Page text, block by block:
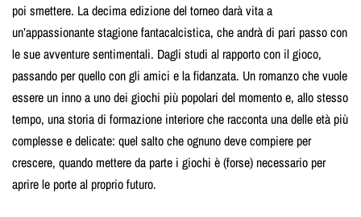
poi smettere. La decima edizione del torneo darà vita a
un’appassionante stagione fantacalcistica, che andrà di pari passo con
le sue avventure sentimentali. Dagli studi al rapporto con il gioco,
passando per quello con gli amici e la fidanzata. Un romanzo che vuole
essere un inno a uno dei giochi più popolari del momento e, allo stesso
tempo, una storia di formazione interiore che racconta una delle età più
complesse e delicate: quel salto che ognuno deve compiere per
crescere, quando mettere da parte i giochi è (forse) necessario per
aprire le porte al proprio futuro.